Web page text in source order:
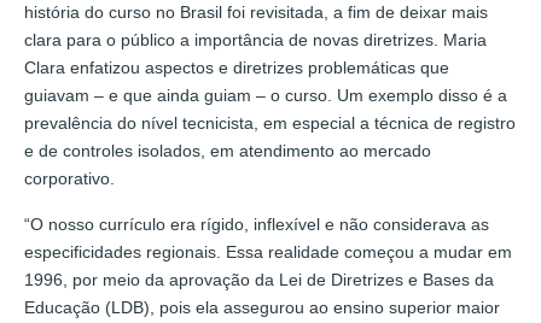
história do curso no Brasil foi revisitada, a fim de deixar mais
clara para o público a importância de novas diretrizes. Maria
Clara enfatizou aspectos e diretrizes problemáticas que
guiavam – e que ainda guiam – o curso. Um exemplo disso é a
prevalência do nível tecnicista, em especial a técnica de registro
e de controles isolados, em atendimento ao mercado
corporativo.
“O nosso currículo era rígido, inflexível e não considerava as
especificidades regionais. Essa realidade começou a mudar em
1996, por meio da aprovação da Lei de Diretrizes e Bases da
Educação (LDB), pois ela assegurou ao ensino superior maior